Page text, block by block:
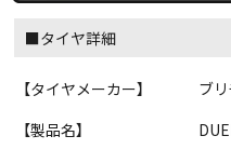
■タイヤ詳細
【タイヤメーカー】
ブ
【製品名】